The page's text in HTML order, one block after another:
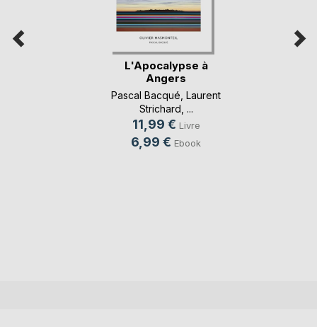
L'Apocalypse à
Angers
Pascal Bacqué Laurent
Strichard , ...
11,99 € Livre
6,99 € Ebook